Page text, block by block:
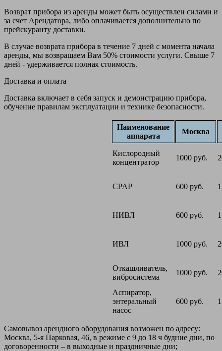
Возврат прибора из аренды может быть осуществлен силами и
за счет Арендатора, либо оплачивается дополнительно по
прейскуранту доставки.
В случае возврата прибора в течение 7 дней с момента начала
аренды, мы возвращаем Вам 50% стоимости услуги. Свыше 7
дней - удерживается полная стоимость.
Доставка и оплата
Доставка включает в себя запуск и демонстрацию прибора,
обучение правилам эксплуатации и технике безопасности.
Наименование
аппарата
Москва
Кислородный
концентратор
1000 руб.
CPAP 600 руб.
НИВЛ 600 руб.
ИВЛ 1000 руб.
Откашливатель,
вибросистема
1000 руб.
Аспиратор,
энтеральный
насос
600 руб.
Самовывоз арендного оборудования возможен по адресу:
Москва, 5-я Парковая, 46, в режиме с 9 до 18 ч будние дни, по
договоренности – в выходные и праздничные дни;